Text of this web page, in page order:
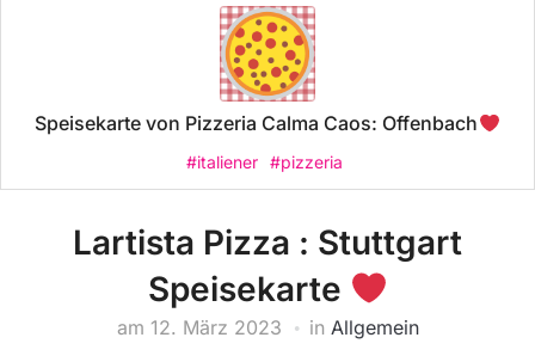
Speisekarte von Pizzeria Calma Caos: Offenbach
#italiener #pizzeria
Lartista Pizza : Stuttgart
Speisekarte
am 12. März 2023 in Allgemein